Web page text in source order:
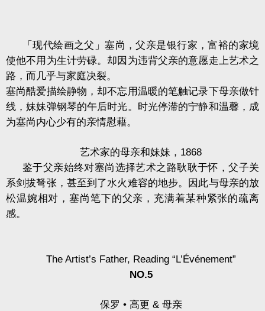
「现代绘画之父」塞尚，父亲是银行家，富裕的家境
使他不用为生计劳碌。却因为违背父亲的意愿走上艺术之
路，而几乎与家庭决裂。
塞尚酷爱描绘静物，却不忘用温暖的笔触记录下母亲做针
线，妹妹弹钢琴的午后时光。时光停滞的宁静和温馨，成
为塞尚内心少有的亲情慰藉。
艺术家的母亲和妹妹， 1868
鉴于父亲始终对塞尚选择艺术之路耿耿于怀，父子关
系剑拔弩张，甚至到了水火难容的地步。因此与母亲的放
松温婉相对，塞尚笔下的父亲，充满着某种紧张的疏离
感。
The Artist’s Father, Reading “L’Événement”
NO.5
保罗 • 高更 & 母亲